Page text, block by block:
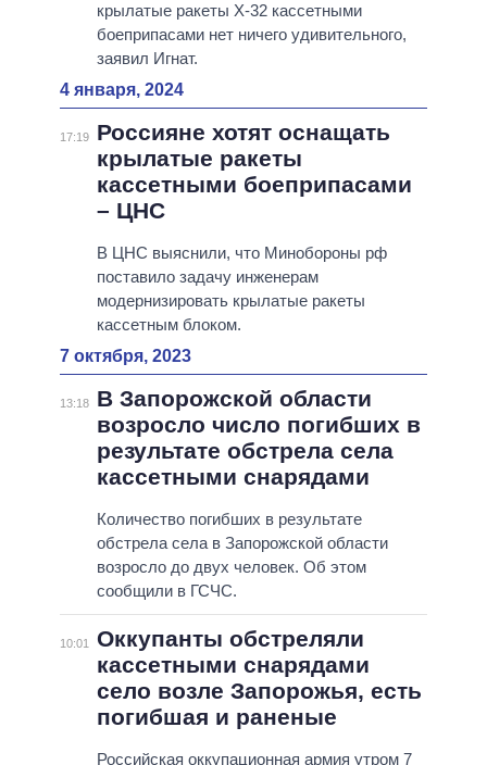
крылатые ракеты Х-32 кассетными
боеприпасами нет ничего удивительного,
заявил Игнат.
4 января, 2024
17:19
Россияне хотят оснащать
крылатые ракеты
кассетными боеприпасами
– ЦНС
В ЦНС выяснили, что Минобороны рф
поставило задачу инженерам
модернизировать крылатые ракеты
кассетным блоком.
7 октября, 2023
13:18
В Запорожской области
возросло число погибших в
результате обстрела села
кассетными снарядами
Количество погибших в результате
обстрела села в Запорожской области
возросло до двух человек. Об этом
сообщили в ГСЧС.
10:01
Оккупанты обстреляли
кассетными снарядами
село возле Запорожья, есть
погибшая и раненые
Российская оккупационная армия утром 7